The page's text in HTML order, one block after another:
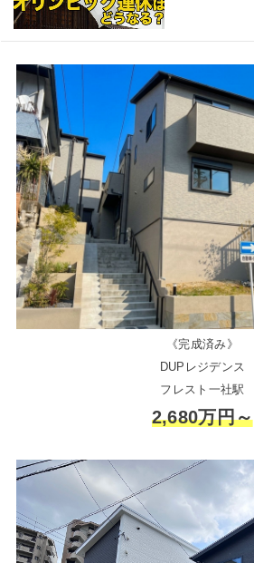
《完成済み》
DUPレジデンス
フレスト一社駅
2,680万円～